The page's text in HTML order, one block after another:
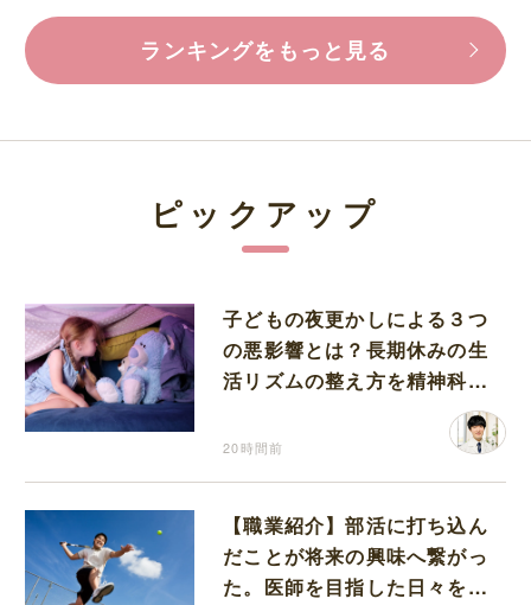
ランキングをもっと見る
ピックアップ
子どもの夜更かしによる３つ
の悪影響とは？長期休みの生
活リズムの整え方を精神科医
20時間前
【職業紹介】部活に打ち込ん
だことが将来の興味へ繋がっ
た。医師を目指した日々を振